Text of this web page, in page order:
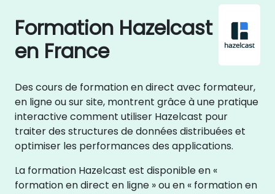
Formation Hazelcast
en France
Des cours de formation en direct avec formateur,
en ligne ou sur site, montrent grâce à une pratique
interactive comment utiliser Hazelcast pour
traiter des structures de données distribuées et
optimiser les performances des applications.
La formation Hazelcast est disponible en «
formation en direct en ligne » ou en « formation en